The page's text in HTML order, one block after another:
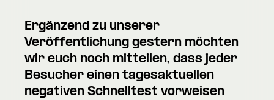
Ergänzend zu unserer
Veröffentlichung gestern möchten
wir euch noch mitteilen, dass jeder
Besucher einen tagesaktuellen
negativen Schnelltest vorweisen